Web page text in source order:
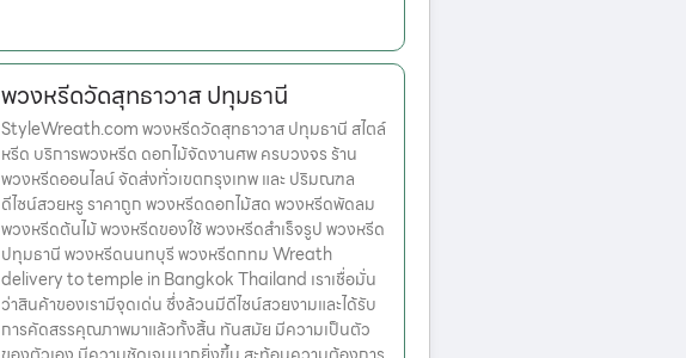
พวงหรีดวัดสุทธาวาส ปทุมธานี
StyleWreath.com พวงหรีดวัดสุทธาวาส ปทุมธานี สไตล์
หรีด บริการพวงหรีด ดอกไม้จัดงานศพ ครบวงจร ร้าน
พวงหรีดออนไลน์ จัดส่งทั่วเขตกรุงเทพ และ ปริมณฑล
ดีไซน์สวยหรู ราคาถูก พวงหรีดดอกไม้สด พวงหรีดพัดลม
พวงหรีดต้นไม้ พวงหรีดของใช้ พวงหรีดสำเร็จรูป พวงหรีด
ปทุมธานี พวงหรีดนนทบุรี พวงหรีดกทม Wreath
delivery to temple in Bangkok Thailand เราเชื่อมั่น
ว่าสินค้าของเรามีจุดเด่น ซึ่งล้วนมีดีไซน์สวยงามและได้รับ
การคัดสรรคุณภาพมาแล้วทั้งสิ้น ทันสมัย มีความเป็นตัว